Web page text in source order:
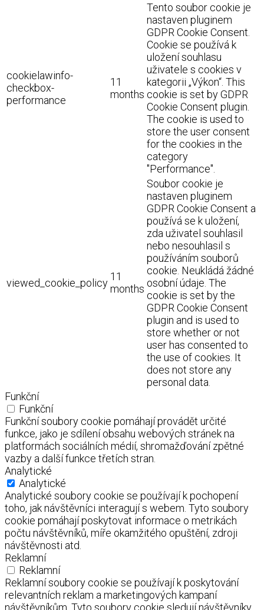
cookielawinfo-
checkbox-
performance
11
months
Tento soubor cookie je
nastaven pluginem
GDPR Cookie Consent.
Cookie se používá k
uložení souhlasu
uživatele s cookies v
kategorii „Výkon“. This
cookie is set by GDPR
Cookie Consent plugin.
The cookie is used to
store the user consent
for the cookies in the
category
"Performance".
viewed_cookie_policy
11
months
Soubor cookie je
nastaven pluginem
GDPR Cookie Consent a
používá se k uložení,
zda uživatel souhlasil
nebo nesouhlasil s
používáním souborů
cookie. Neukládá žádné
osobní údaje. The
cookie is set by the
GDPR Cookie Consent
plugin and is used to
store whether or not
user has consented to
the use of cookies. It
does not store any
personal data.
Funkční
Funkční
Funkční soubory cookie pomáhají provádět určité
funkce, jako je sdílení obsahu webových stránek na
platformách sociálních médií, shromažďování zpětné
vazby a další funkce třetích stran.
Analytické
Analytické
Analytické soubory cookie se používají k pochopení
toho, jak návštěvníci interagují s webem. Tyto soubory
cookie pomáhají poskytovat informace o metrikách
počtu návštěvníků, míře okamžitého opuštění, zdroji
návštěvnosti atd.
Reklamní
Reklamní
Reklamní soubory cookie se používají k poskytování
relevantních reklam a marketingových kampaní
návštěvníkům. Tyto soubory cookie sledují návštěvníky